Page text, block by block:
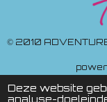
Deze website
analyse-
© 2010
powered